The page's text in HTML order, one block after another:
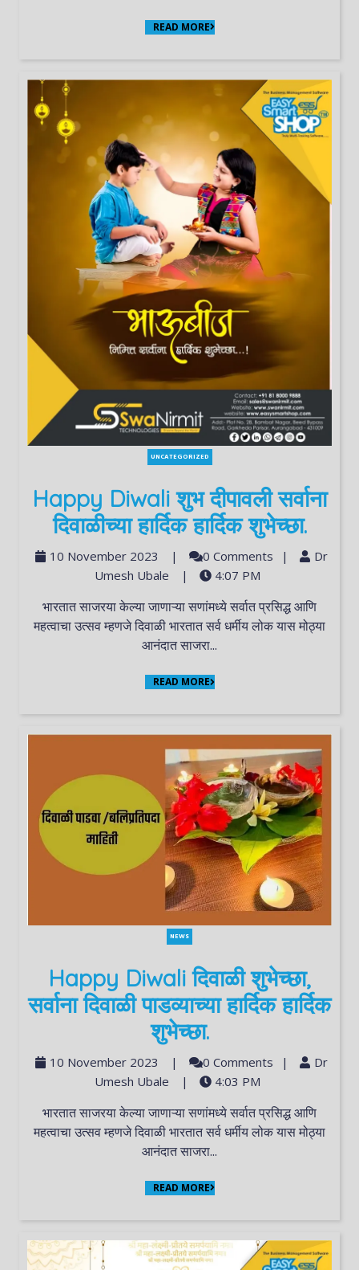
READ MORE
UNCATEGORIZED
Happy Diwali शुभ दीपावली सर्वाना
दिवाळीच्या हार्दिक हार्दिक शुभेच्छा.
10 November 2023 | 0 Comments |
Dr
Umesh Ubale
| 4:07 PM
भारतात साजरया केल्या जाणाऱ्या सणांमध्ये सर्वात प्रसिद्ध आणि
महत्वाचा उत्सव म्हणजे दिवाळी भारतात सर्व धर्मीय लोक यास मोठ्या
आनंदात साजरा...
READ MORE
NEWS
Happy Diwali दिवाळी शुभेच्छा,
सर्वाना दिवाळी पाडव्याच्या हार्दिक हार्दिक
शुभेच्छा.
10 November 2023 | 0 Comments |
Dr
Umesh Ubale
| 4:03 PM
भारतात साजरया केल्या जाणाऱ्या सणांमध्ये सर्वात प्रसिद्ध आणि
महत्वाचा उत्सव म्हणजे दिवाळी भारतात सर्व धर्मीय लोक यास मोठ्या
आनंदात साजरा...
READ MORE